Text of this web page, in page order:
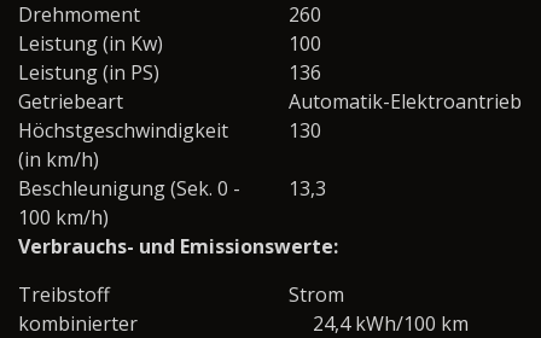
Drehmoment
260
Leistung (in Kw)
100
Leistung (in PS)
136
Getriebeart
Automatik-Elektroantrieb
Höchstgeschwindigkeit
(in km/h)
130
Beschleunigung (Sek. 0 -
100 km/h)
13,3
Verbrauchs- und Emissionswerte:
Treibstoff
Strom
kombinierter
24,4 kWh/100 km